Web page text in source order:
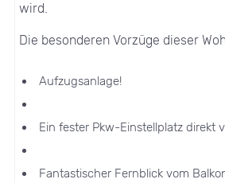
wird.
Die besonderen Vorzüge dieser
Aufzugsanlage!
Ein fester Pkw-Einstellplatz direkt
Fantastischer Fernblick vom